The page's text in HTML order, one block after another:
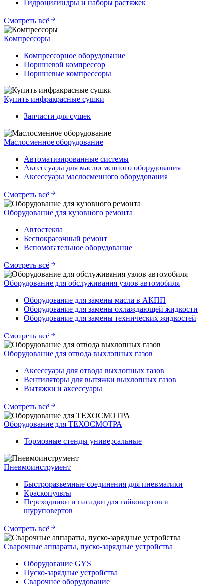
Гидроцилиндры и наборы растяжек
Смотреть всё
Компрессоры
Компрессорное оборудование
Поршневой компрессор
Поршневые компрессоры
Купить инфракрасные сушки
Запчасти для сушек
Маслосменное оборудование
Автоматизированные системы
Аксессуары для маслосменного оборудования
Аксессуары маслосменного оборудования
Смотреть всё
Оборудование для кузовного ремонта
Автостекла
Беспокрасочный ремонт
Вспомогательное оборудование
Смотреть всё
Оборудование для обслуживания узлов автомобиля
Оборудование для замены масла в АКПП
Оборудование для замены охлаждающей жидкости
Оборудование для замены технических жидкостей
Смотреть всё
Оборудование для отвода выхлопных газов
Аксессуары для отвода выхлопных газов
Вентиляторы для вытяжки выхлопных газов
Вытяжки и аксессуары
Смотреть всё
Оборудование для ТЕХОСМОТРА
Тормозные стенды универсальные
Пневмоинструмент
Быстроразъемные соединения для пневматики
Краскопульты
Переходники и насадки для гайковертов и
шуруповертов
Смотреть всё
Сварочные аппараты, пуско-зарядные устройства
Оборудование GYS
Пуско-зарядные устройства
Сварочное оборудование